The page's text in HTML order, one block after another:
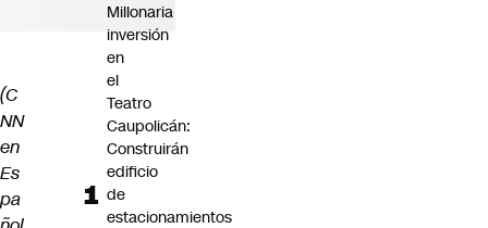
(C
NN
en
Es
pa
Millonaria
inversión
en
el
Teatro
Caupolicán:
Construirán
edificio
de
estacionamientos